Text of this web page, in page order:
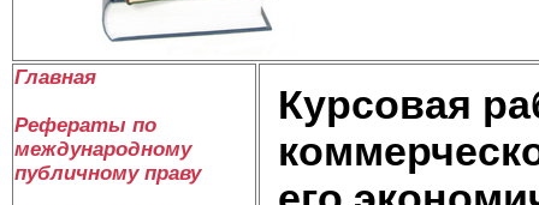
Главная
Рефераты по
международному
публичному праву
Курсовая